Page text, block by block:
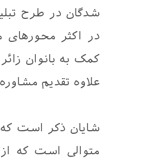
شدگان در طرح
در اکثر محورهای
کمک به بانوان
علاوه تقدیم
شایان ذکر است که
متوالی است که